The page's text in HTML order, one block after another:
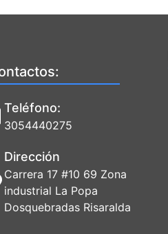
Teléfono:
3054440275
Dirección
Carrera 17 #10 69 Zona
industrial La Popa
Dosquebradas Risaralda